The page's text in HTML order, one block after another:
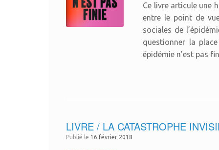
Ce livre articule une
entre le point de
sociales de
questionner la
épidémie n’est pas
LIVRE / LA CATASTROPHE
Publié le 16 février 2018